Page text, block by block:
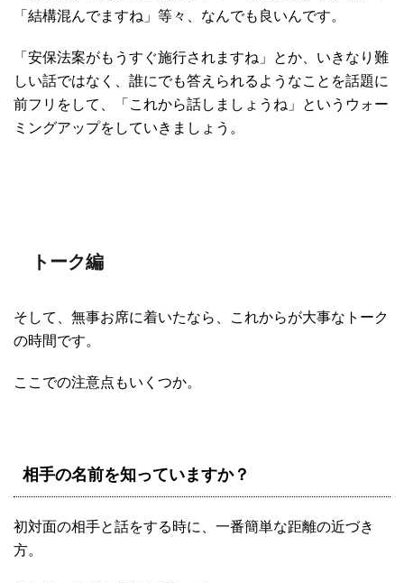
「結構混んでますね」等々、なんでも良いんです。
「安保法案がもうすぐ施行されますね」とか、いきなり難
しい話ではなく、誰にでも答えられるようなことを話題に
前フリをして、「これから話しましょうね」というウォー
ミングアップをしていきましょう。
トーク編
そして、無事お席に着いたなら、これからが大事なトーク
の時間です。
ここでの注意点もいくつか。
相手の名前を知っていますか？
初対面の相手と話をする時に、一番簡単な距離の近づき
方。